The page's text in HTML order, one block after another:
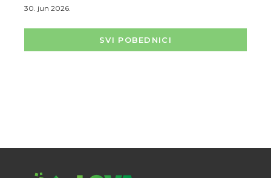
30. jun 2026.
SVI POBEDNICI